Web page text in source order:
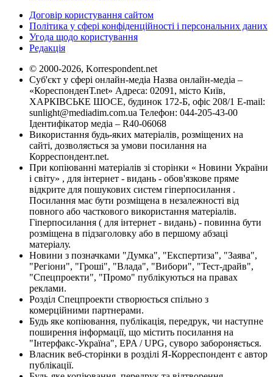
Договір користування сайтом
Політика у сфері конфіденційності і персональних даних
Угода щодо користування
Редакція
© 2000-2026, Korrespondent.net
Суб'єкт у сфері онлайн-медіа Назва онлайн-медіа –
«КореспонденТ.net» Адреса: 02091, місто Київ,
ХАРКІВСЬКЕ ШОСЕ, будинок 172-Б, офіс 208/1 E-mail:
sunlight@mediadim.com.ua Телефон: 044-205-43-00
Ідентифікатор медіа – R40-06068
Використання будь-яких матеріалів, розміщених на
сайті, дозволяється за умови посилання на
Корреспондент.net.
При копіюванні матеріалів зі сторінки « Новини України
і світу» , для інтернет - видань - обов'язкове пряме
відкрите для пошукових систем гіперпосилання .
Посилання має бути розміщена в незалежності від
повного або часткового використання матеріалів.
Гіперпосилання ( для інтернет - видань) - повинна бути
розміщена в підзаголовку або в першому абзаці
матеріалу.
Новини з позначками "Думка", "Експертиза", "Заява",
"Регіони", "Гроші", "Влада", "Вибори", "Тест-драйв",
"Спецпроекти", "Промо" публікуються на правах
реклами.
Розділ Спецпроекти створюється спільно з
комерційними партнерами.
Будь яке копіювання, публікація, передрук, чи наступне
поширення інформації, що містить посилання на
"Інтерфакс-Україна", EPA / UPG, суворо забороняється.
Власник веб-сторінки в розділі Я-Корреспондент є автор
публікації.